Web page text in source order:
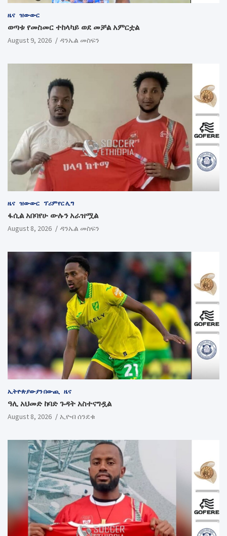
ዜና ዝውውር
ወጣቱ የመስመር ተከላካይ ወደ መቻል አምርቷል
August 9, 2026 ዳንኤል መስፍን
ዜና ዝውውር ፕሪምየር ሊግ
ፋሲል አበባየሁ ውሉን አራዝሟል
August 8, 2026 ዳንኤል መስፍን
ኢትዮጵያውያን በውጪ ዜና
ዓሊ አህመድ ከባድ ጉዳት አስተናግዷል
August 8, 2026 ኢዮብ ሰንደቁ